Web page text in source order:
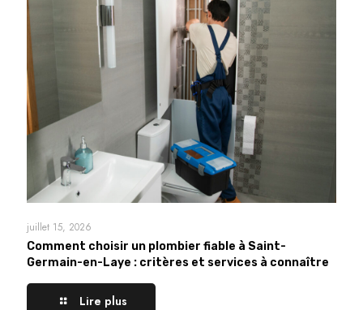
juillet 15, 2026
Comment choisir un plombier fiable à Saint-
Germain-en-Laye : critères et services à connaître
Lire plus